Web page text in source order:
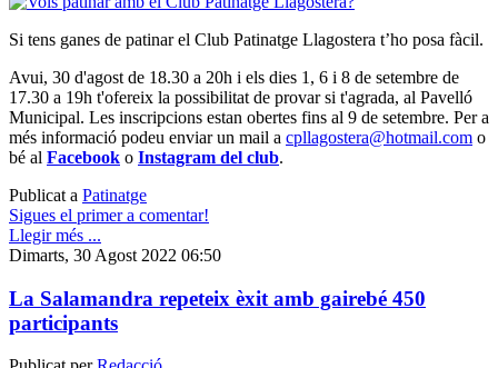
Si tens ganes de patinar el Club Patinatge Llagostera t’ho posa fàcil.
Avui, 30 d'agost de 18.30 a 20h i els dies 1, 6 i 8 de setembre de
17.30 a 19h t'ofereix la possibilitat de provar si t'agrada, al Pavelló
Municipal. Les inscripcions estan obertes fins al 9 de setembre. Per a
més informació podeu enviar un mail a cpllagostera@hotmail.com o
bé al Facebook o Instagram del club.
Publicat a Patinatge
Sigues el primer a comentar!
Llegir més ...
Dimarts, 30 Agost 2022 06:50
La Salamandra repeteix èxit amb gairebé 450
participants